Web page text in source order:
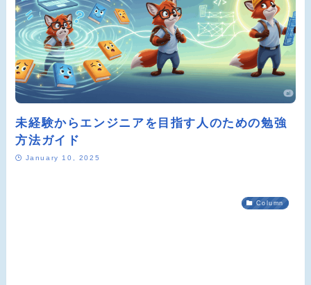
未経験からエンジニアを目指す人のための勉強
方法ガイド
January 10, 2025
Column